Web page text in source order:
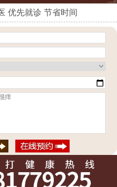
优先就诊 节省时间